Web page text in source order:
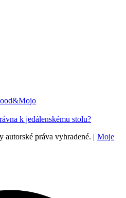
k jedálenskému stolu?
práva vyhradené. | Moje